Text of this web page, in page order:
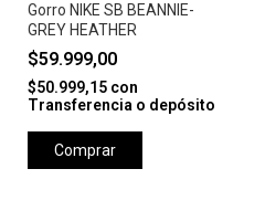
Gorro NIKE SB BEANNIE-
GREY HEATHER
$59.999,00
$50.999,15 con
Transferencia o depósito
Comprar